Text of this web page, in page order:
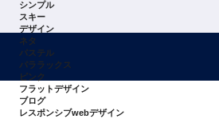
シンプル
スキー
デザイン
ネタ
パステル
パララックス
ピンク
フラットデザイン
ブログ
レスポンシブwebデザイン